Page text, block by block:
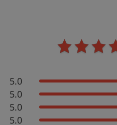
5.0
5.0
5.0
5.0